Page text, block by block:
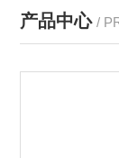
产品中心 /